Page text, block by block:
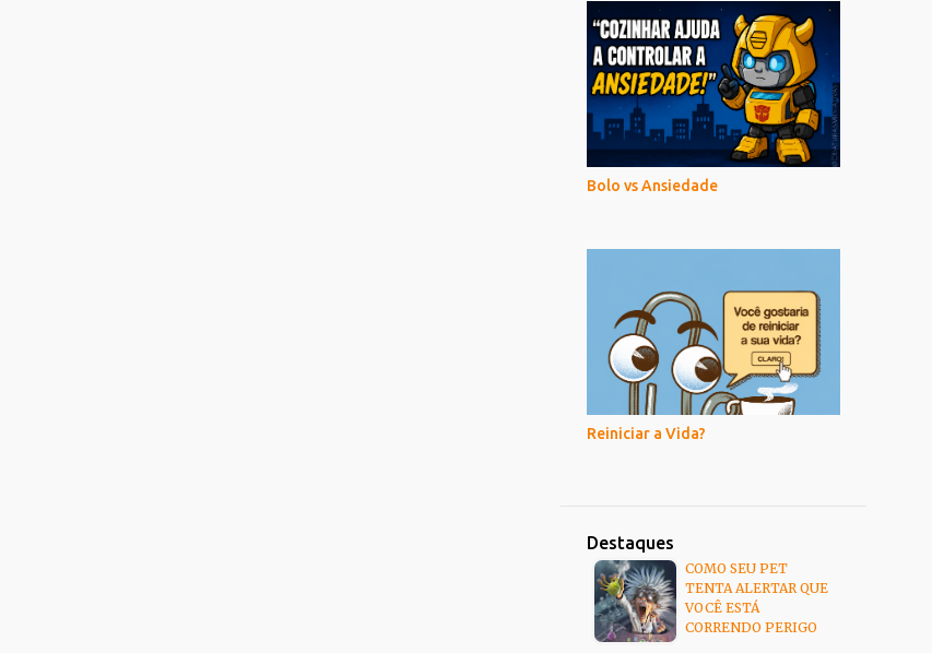
Bolo vs Ansiedade
Reiniciar a Vida?
Destaques
COMO SEU PET
TENTA ALERTAR QUE
VOCÊ ESTÁ
CORRENDO PERIGO